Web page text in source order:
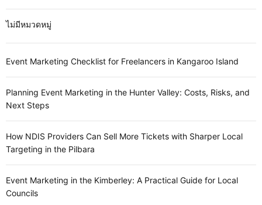
ไม่มีหมวดหมู่
Event Marketing Checklist for Freelancers in Kangaroo Island
Planning Event Marketing in the Hunter Valley: Costs, Risks, and
Next Steps
How NDIS Providers Can Sell More Tickets with Sharper Local
Targeting in the Pilbara
Event Marketing in the Kimberley: A Practical Guide for Local
Councils